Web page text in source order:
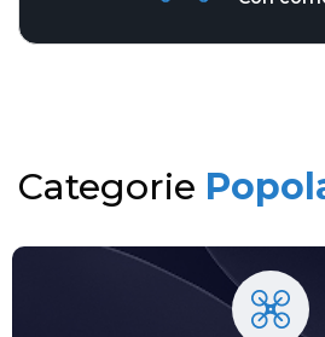
Categorie